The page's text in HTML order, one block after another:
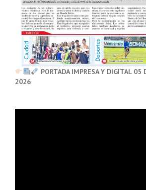
PORTADA IMPRESA Y DIGITAL 05
2026